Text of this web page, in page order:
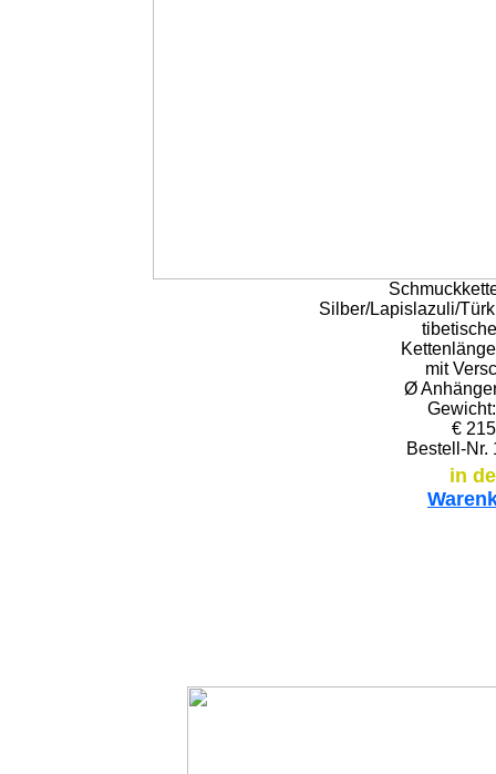
Silber/Lapislazuli/
mit
Ø
€
Bestell-Nr.
in